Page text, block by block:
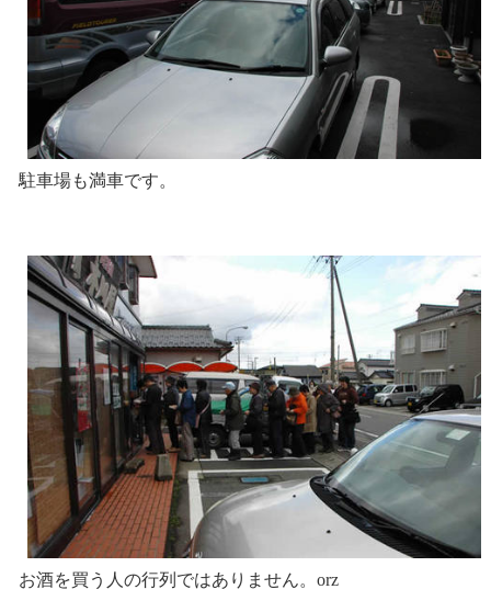
駐車場も満車です。
お酒を買う人の行列ではありません。orz